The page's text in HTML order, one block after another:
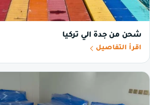
شحن من جدة الي تركيا
اقرأ التفاصيل